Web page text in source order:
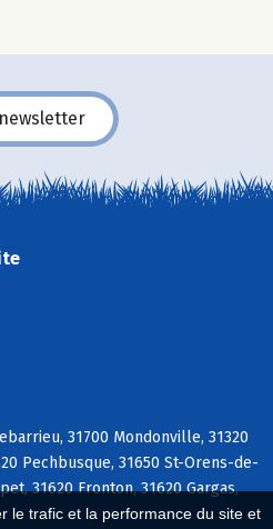
le trafic et la performance du site et
31700 Mondonville, 31320
Pechbusque, 31650 St-Orens-de-
31620 Fronton, 31620 Gargas,